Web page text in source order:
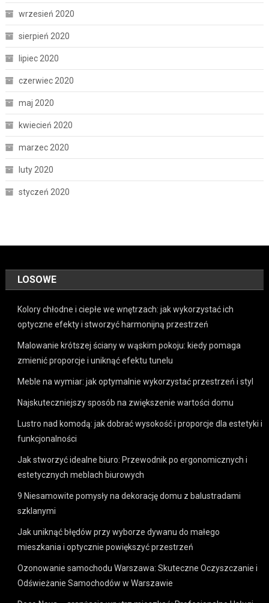
wrzesień 2020
sierpień 2020
lipiec 2020
czerwiec 2020
maj 2020
kwiecień 2020
marzec 2020
luty 2020
styczeń 2020
LOSOWE
Kolory chłodne i ciepłe we wnętrzach: jak wykorzystać ich
optyczne efekty i stworzyć harmonijną przestrzeń
Malowanie krótszej ściany w wąskim pokoju: kiedy pomaga
zmienić proporcje i uniknąć efektu tunelu
Meble na wymiar: jak optymalnie wykorzystać przestrzeń i styl
Najskuteczniejszy sposób na zwiększenie wartości domu
Lustro nad komodą: jak dobrać wysokość i proporcje dla estetyki i
funkcjonalności
Jak stworzyć idealne biuro: Przewodnik po ergonomicznych i
estetycznych meblach biurowych
9 Niesamowite pomysły na dekorację domu z balustradami
szklanymi
Jak uniknąć błędów przy wyborze dywanu do małego
mieszkania i optycznie powiększyć przestrzeń
Ozonowanie samochodu Warszawa: Skuteczne Oczyszczanie i
Odświeżanie Samochodów w Warszawie